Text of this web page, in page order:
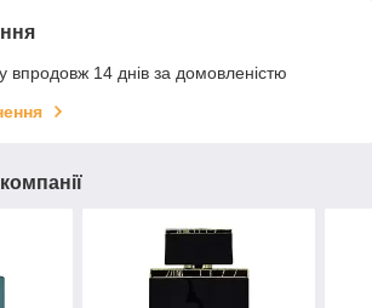
впродовж 14 днів за домовленістю